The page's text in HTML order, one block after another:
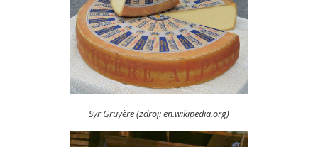
Syr Gruyère (zdroj: en.wikipedia.org)